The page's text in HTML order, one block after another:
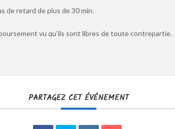
de retard de plus de 30 min.
vu qu’ils sont libres de toute contrepartie.
PARTAGEZ CET ÉVÉNEMENT